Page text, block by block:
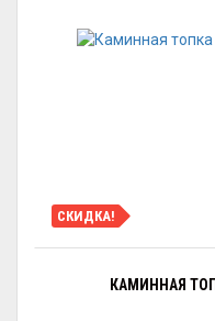
СКИДКА!
КАМИННАЯ